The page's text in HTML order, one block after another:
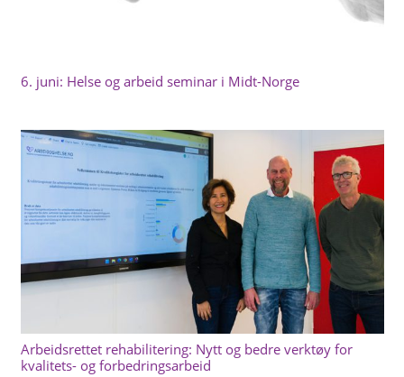
6. juni: Helse og arbeid seminar i Midt-Norge
Arbeidsrettet rehabilitering: Nytt og bedre verktøy for
kvalitets- og forbedringsarbeid